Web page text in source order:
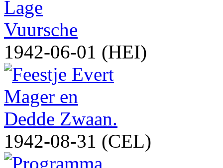
1942-06-01 (HEI)
1942-08-31 (CEL)